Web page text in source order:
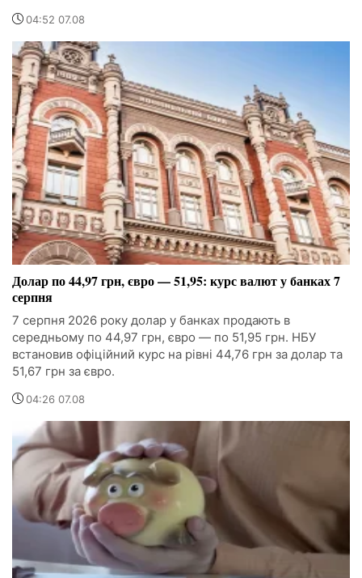
04:52 07.08
Долар по 44,97 грн, євро — 51,95: курс валют у банках 7
серпня
7 серпня 2026 року долар у банках продають в
середньому по 44,97 грн, євро — по 51,95 грн. НБУ
встановив офіційний курс на рівні 44,76 грн за долар та
51,67 грн за євро.
04:26 07.08